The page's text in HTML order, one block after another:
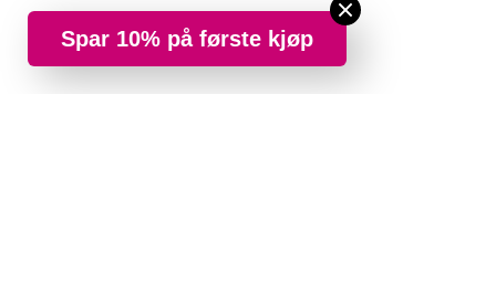
Spar 10% på første kjøp